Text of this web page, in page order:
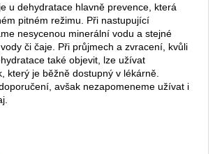
u dehydratace hlavně prevence, která
pitném režimu. Při nastupující
nesycenou minerální vodu a stejné
či čaje. Při průjmech a zvracení, kvůli
také objevit, lze užívat
který je běžně dostupný v lékárně.
avšak nezapomeneme užívat i